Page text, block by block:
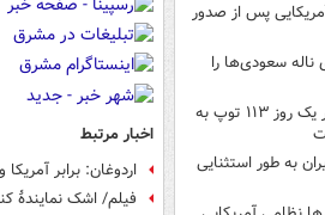
پس از صدور
سعودی‌ها را
یونیفل: ارتش اسرائیل در یک روز ۱۱۳ توپ به
به طور استثنایی
اخبار مرتبط
اردوغان: برابر
فیلم/ اشک نمایندۀ